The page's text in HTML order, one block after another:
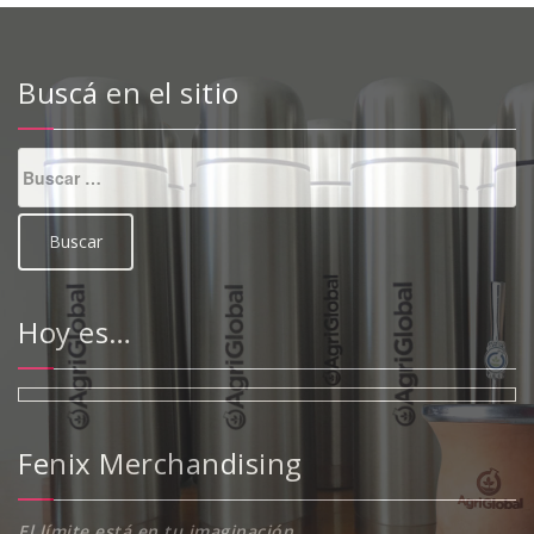
Buscá en el sitio
Buscar:
Hoy es…
Fenix Merchandising